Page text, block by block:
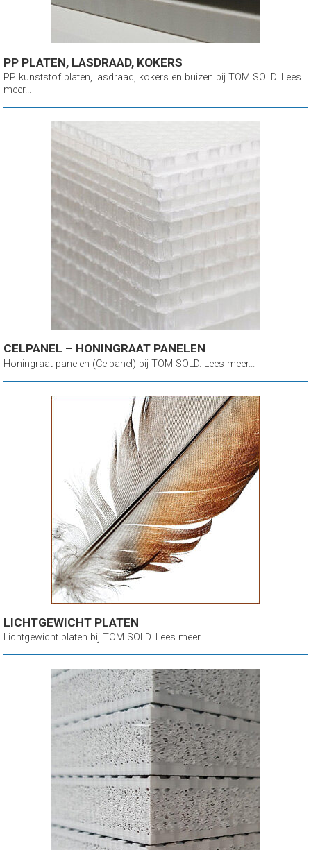
PP PLATEN, LASDRAAD, KOKERS
PP kunststof platen, lasdraad, kokers en buizen bij TOM SOLD. Lees
meer...
CELPANEL – HONINGRAAT PANELEN
Honingraat panelen (Celpanel) bij TOM SOLD. Lees meer...
LICHTGEWICHT PLATEN
Lichtgewicht platen bij TOM SOLD. Lees meer...